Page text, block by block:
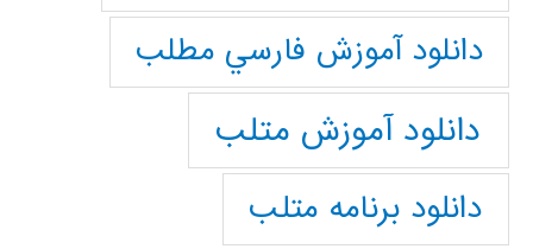
دانلود آموزش فارسي مطلب
دانلود آموزش متلب
دانلود برنامه متلب